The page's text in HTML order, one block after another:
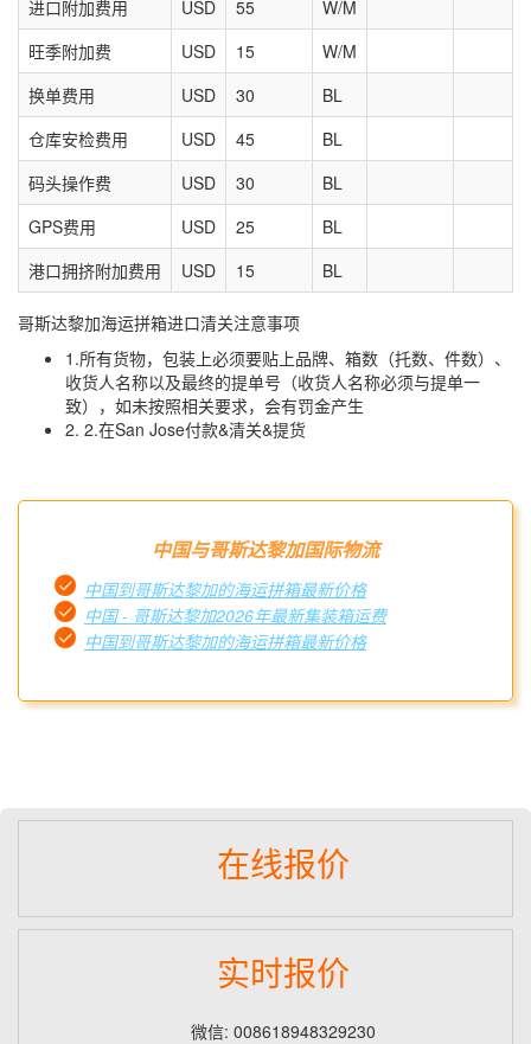
进口附加费用
USD 55
W/M
旺季附加费
USD 15
W/M
换单费用
USD 30
BL
仓库安检费用
USD 45
BL
码头操作费
USD 30
BL
GPS费用
USD 25
BL
港口拥挤附加费用
USD 15 BL
哥斯达黎加海运拼箱进口清关注意事项
1.所有货物，包装上必须要贴上品牌、箱数（托数、件数）、
收货人名称以及最终的提单号（收货人名称必须与提单一
致），如未按照相关要求，会有罚金产生
2. 2.在San Jose付款&清关&提货
中国与哥斯达黎加国际物流
中国到哥斯达黎加的海运拼箱最新价格
中国 - 哥斯达黎加2026年最新集装箱运费
中国到哥斯达黎加的海运拼箱最新价格
在线报价
实时报价
微信: 008618948329230